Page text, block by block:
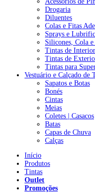
Drogaria
Diluentes
Colas e Fitas
Sprays e
Silicones, Cola e
Tintas de Interior
Tintas de
Tintas para
Vestuário e Calçado de
Sapatos e Botas
Bonés
Cintas
Meias
Coletes | Casacos
Batas
Capas de Chuva
Calças
Início
Produtos
Tintas
Outlet
Promoções